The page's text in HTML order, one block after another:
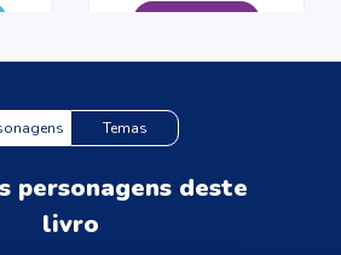
Temas
personagens deste
livro